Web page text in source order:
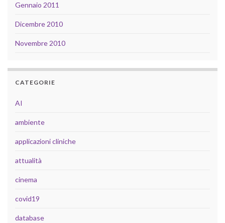
Gennaio 2011
Dicembre 2010
Novembre 2010
CATEGORIE
AI
ambiente
applicazioni cliniche
attualità
cinema
covid19
database